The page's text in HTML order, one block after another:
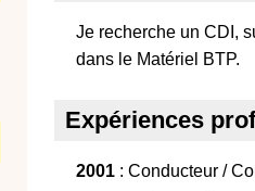
Je recherche un CDI,
dans le Matériel BTP.
Expériences
2001 : Conducteur /